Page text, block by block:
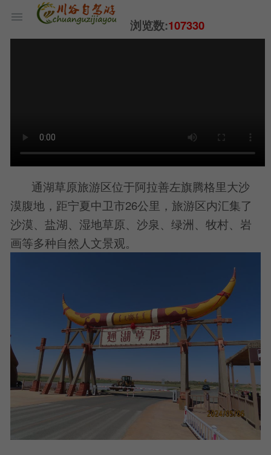
浏览数:107330
通湖草原旅游区位于阿拉善左旗腾格里大沙
漠腹地，距宁夏中卫市26公里，旅游区内汇集了
沙漠、盐湖、湿地草原、沙泉、绿洲、牧村、岩
画等多种自然人文景观。